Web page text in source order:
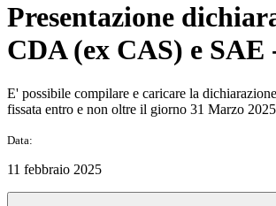
Presentazione
CDA (ex CAS) e SAE
E' possibile compilare e caricare la
fissata entro e non oltre il giorno 31 Marzo
Data:
11 febbraio 2025